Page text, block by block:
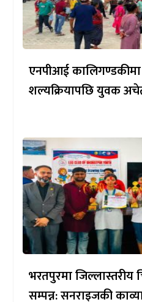
एनपीआई
शल्यक्रियापछि युवक
भरतपुरमा जिल्लास्तरीय
सम्पन्न: सनराइजकी